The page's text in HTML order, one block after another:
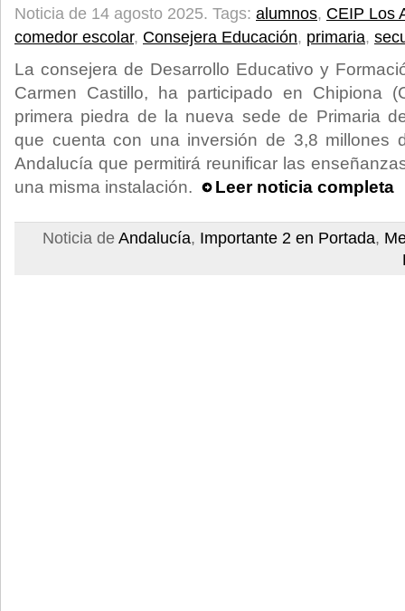
Noticia de 14 agosto 2025. Tags: alumnos, CEIP Los
comedor escolar, Consejera Educación, primaria,
La consejera de Desarrollo Educativo y
Carmen Castillo, ha participado en Chipiona
primera piedra de la nueva sede de Primaria
que cuenta con una inversión de 3,8 millones
Andalucía que permitirá reunificar las
una misma instalación.
Leer noticia completa
Noticia de Andalucía, Importante 2 en Portada,